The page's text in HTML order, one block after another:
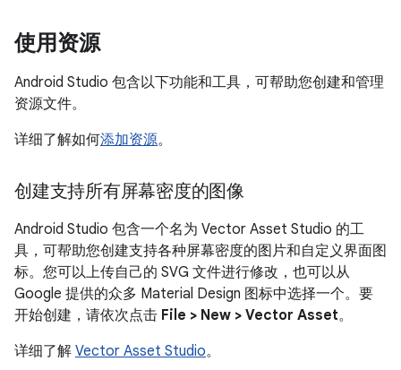
使用资源
Android Studio 包含以下功能和工具，可帮助您创建和管理
资源文件。
详细了解如何添加资源。
创建支持所有屏幕密度的图像
Android Studio 包含一个名为 Vector Asset Studio 的工
具，可帮助您创建支持各种屏幕密度的图片和自定义界面图
标。您可以上传自己的 SVG 文件进行修改，也可以从
Google 提供的众多 Material Design 图标中选择一个。要
开始创建，请依次点击 File > New > Vector Asset。
详细了解 Vector Asset Studio。